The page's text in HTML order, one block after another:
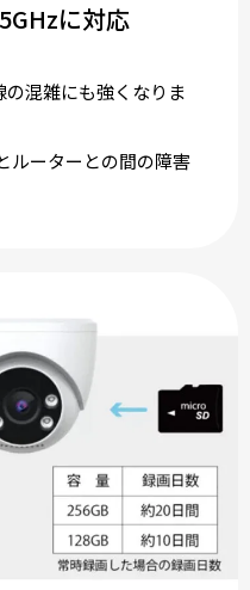
に対応
の混雑にも強くなりま
ルーターとの間の障害